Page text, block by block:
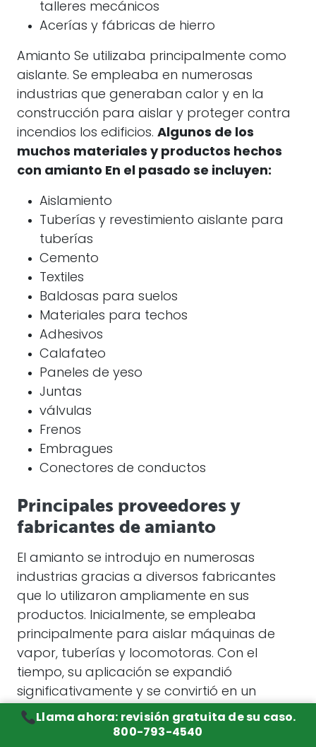
talleres mecánicos
Acerías y fábricas de hierro
Amianto Se utilizaba principalmente como
aislante. Se empleaba en numerosas
industrias que generaban calor y en la
construcción para aislar y proteger contra
incendios los edificios. Algunos de los
muchos materiales y productos hechos
con amianto En el pasado se incluyen:
Aislamiento
Tuberías y revestimiento aislante para
tuberías
Cemento
Textiles
Baldosas para suelos
Materiales para techos
Adhesivos
Calafateo
Paneles de yeso
Juntas
válvulas
Frenos
Embragues
Conectores de conductos
Principales proveedores y
fabricantes de amianto
El amianto se introdujo en numerosas
industrias gracias a diversos fabricantes
que lo utilizaron ampliamente en sus
productos. Inicialmente, se empleaba
principalmente para aislar máquinas de
vapor, tuberías y locomotoras. Con el
tiempo, su aplicación se expandió
significativamente y se convirtió en un
componente esencial en la producción de
calderas, juntas, cemento, tejas y pastillas
Llama ahora: revisión gratuita de su caso.
800-793-4540